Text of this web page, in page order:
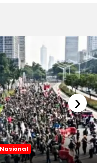
Nasional
›